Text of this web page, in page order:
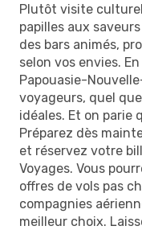
Plutôt visite
papilles aux
des bars animés,
selon vos envies.
Papouasie-
voyageurs, quel
idéales. Et on parie
Préparez dès
et réservez votre
Voyages. Vous
offres de vols pas
compagnies
meilleur choix.